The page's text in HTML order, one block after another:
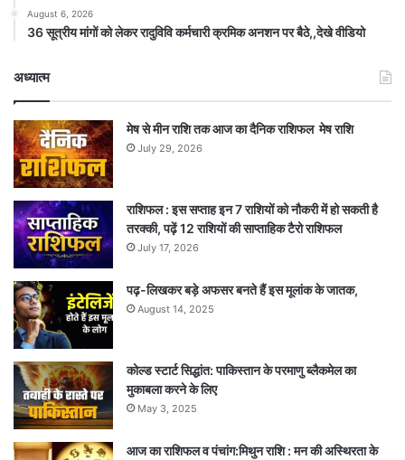
August 6, 2026
36 सूत्रीय मांगों को लेकर रादुविवि कर्मचारी क्रमिक अनशन पर बैठे,,देखे वीडियो
अध्यात्म
मेष से मीन राशि तक आज का दैनिक राशिफल मेष राशि
July 29, 2026
राशिफल : इस सप्ताह इन 7 राशियों को नौकरी में हो सकती है
तरक्की, पढ़ें 12 राशियों की साप्ताहिक टैरो राशिफल
July 17, 2026
पढ़-लिखकर बड़े अफसर बनते हैं इस मूलांक के जातक,
August 14, 2025
कोल्ड स्टार्ट सिद्धांत: पाकिस्तान के परमाणु ब्लैकमेल का
मुकाबला करने के लिए
May 3, 2025
आज का राशिफल व पंचांग:मिथुन राशि : मन की अस्थिरता के